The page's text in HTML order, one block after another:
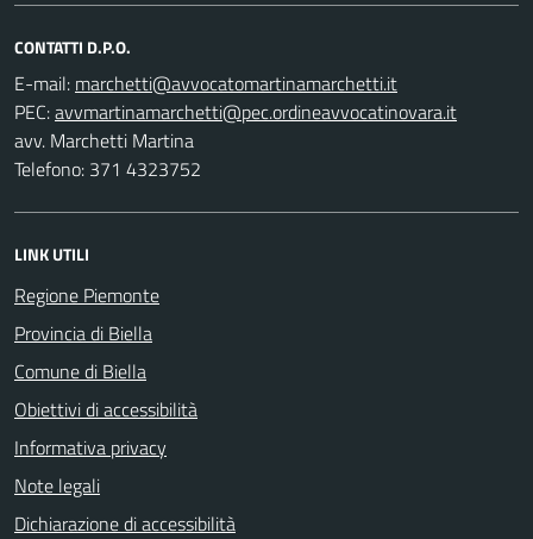
CONTATTI D.P.O.
E-mail:
PEC:
avv. Marchetti Martina
Telefono: 371 4323752
LINK UTILI
Regione Piemonte
Provincia di Biella
Comune di Biella
Obiettivi di accessibilità
Informativa privacy
Note legali
Dichiarazione di accessibilità